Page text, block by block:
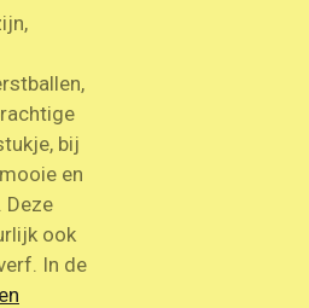
bij
en
Deze
ook
In de